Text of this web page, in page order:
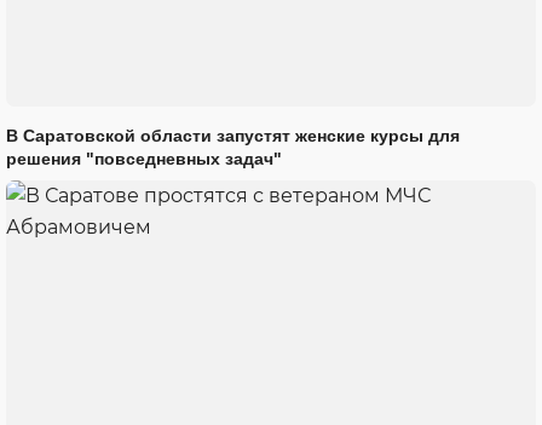
В Саратовской области запустят женские курсы для
решения "повседневных задач"